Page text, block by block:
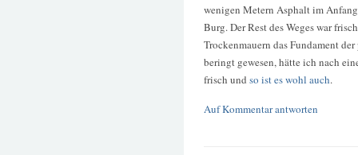
wenigen Metern Asphalt im
Burg. Der Rest des Weges war
Trockenmauern das Fundament
beringt gewesen, hätte ich nach
frisch und so ist es wohl auch.
Auf Kommentar antworten